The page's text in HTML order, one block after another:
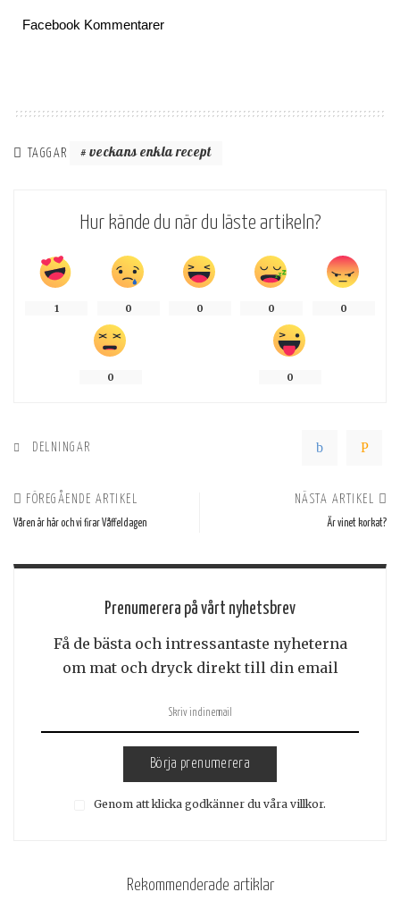
Facebook Kommentarer
TAGGAR veckans enkla recept
Hur kände du när du läste artikeln?
1 0 0 0 0
0 0
DELNINGAR
FÖREGÅENDE ARTIKEL
Våren är här och vi firar Våffeldagen
NÄSTA ARTIKEL
Är vinet korkat?
Prenumerera på vårt nyhetsbrev
Få de bästa och intressantaste nyheterna
om mat och dryck direkt till din email
Börja prenumerera
Genom att klicka godkänner du våra villkor.
Rekommenderade artiklar